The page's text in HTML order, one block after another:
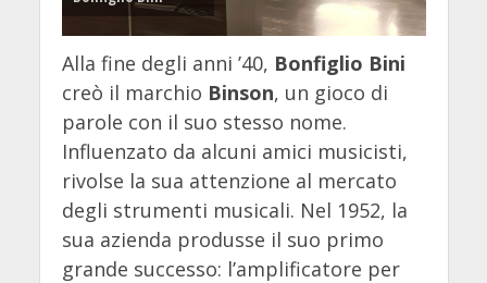
Alla fine degli anni ’40, Bonfiglio Bini
creò il marchio Binson, un gioco di
parole con il suo stesso nome.
Influenzato da alcuni amici musicisti,
rivolse la sua attenzione al mercato
degli strumenti musicali. Nel 1952, la
sua azienda produsse il suo primo
grande successo: l’amplificatore per